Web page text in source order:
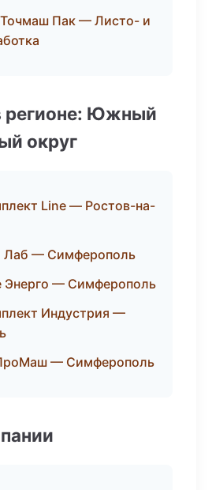
Пак — Листо- и
регионе: Южный
округ
Line — Ростов-на-
Лаб — Симферополь
Энерго — Симферополь
Индустрия —
— Симферополь